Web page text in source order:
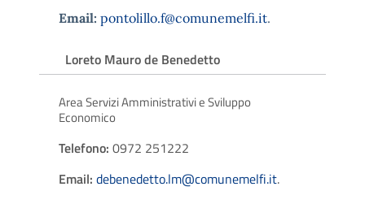
Email: pontolillo.f@comunemelfi.it.
Loreto Mauro de Benedetto
Area Servizi Amministrativi e Sviluppo
Economico
Telefono: 0972 251222
Email: debenedetto.lm@comunemelfi.it.